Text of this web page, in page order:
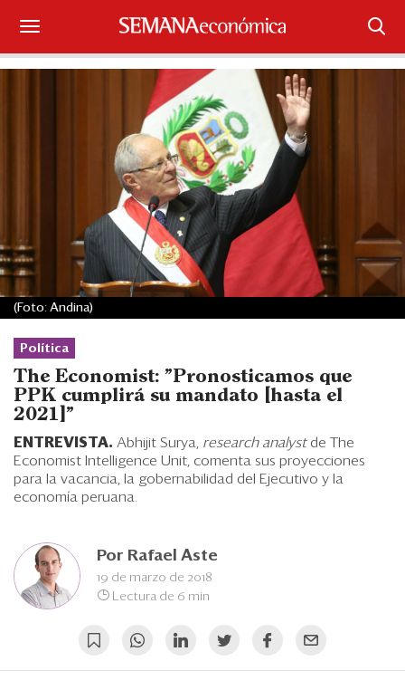
Suscríbase
¿Qué está pasando?
Sectores y Empresas
Management
Economía y Finanzas
Eventos
Blogs
Ranking CEO
Política
The Economist: "Pronosticamos que
PPK cumplirá su mandato [hasta el
2021]"
ENTREVISTA. Abhijit Surya, research analystde The
Economist Intelligence Unit, comenta sus proyecciones
para la vacancia, la gobernabilidad del Ejecutivo y la
economía peruana.
Por Rafael Aste
19 de marzo de 2018
Lectura de 6 min
(Foto: Andina)